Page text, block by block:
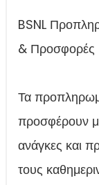
BSNL
& Προσφορές
Τα
προσφέρουν
ανάγκες και
τους